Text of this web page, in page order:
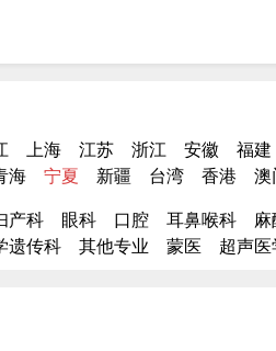
上海 江苏 浙江 安徽 福建
海 宁夏 新疆 台湾 香港
澳
产科 眼科 口腔 耳鼻喉科
遗传科 其他专业 蒙医 超声